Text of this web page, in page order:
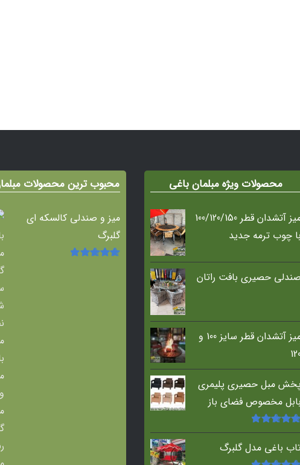
محصولات ویژه مبلمان باغی
میز آتشدان قطر 100/120/150
با چوب ترمه جدید
صندلی حصیری بافت راتان
میز آتشدان قطر سایز 100 و
پخش مبل حصیری پلیمری
بابل مخصوص فضای باز
5.00از
باغی مدل گلبرگ
محبوب ترین محصولات
میز و صندلی کالسکه ای
گلبرگ